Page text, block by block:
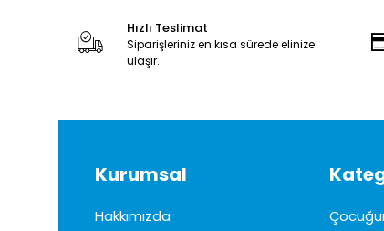
Hızlı Teslimat
Siparişleriniz en kısa sürede elinize
ulaşır.
Kurumsal
Hakkımızda